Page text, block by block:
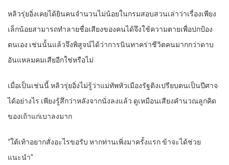
หลิวรุ่ยอิ่งเคยได้ยินคนจำนวนไม่น้อยในกรมสอบสวนเล่าว่าเรื่องเพียง
เล็กน้อยสามารถทำลายชื่อเสียงของคนได้จึงใช้ความตายเพื่อปกป้อง
ตนเอง เช่นนั้นแล้วจึงพิสูจน์ได้ว่าการนินทาคร่าชีวิตคนมากกว่าดาบ
อันแหลมคมเสียอีกใช่หรือไม่
เมื่อเป็นเช่นนี้ หลิวรุ่ยอิ่งไม่รู้ว่าแม่ทัพหัวเมืองรัฐติงเปรียบตนเป็นปีศาจ
ได้อย่างไร เพียงรู้สึกว่าหลังจากนั่งลงแล้ว ดูเหมือนเสียงคำนวณลูกคิด
ของเถ้าแก่เบาลงมาก
“ใต้เท้าอยากสั่งอะไรขอรับ หากท่านเพิ่งมาครั้งแรก ข้าจะได้ช่วย
แนะนำ”